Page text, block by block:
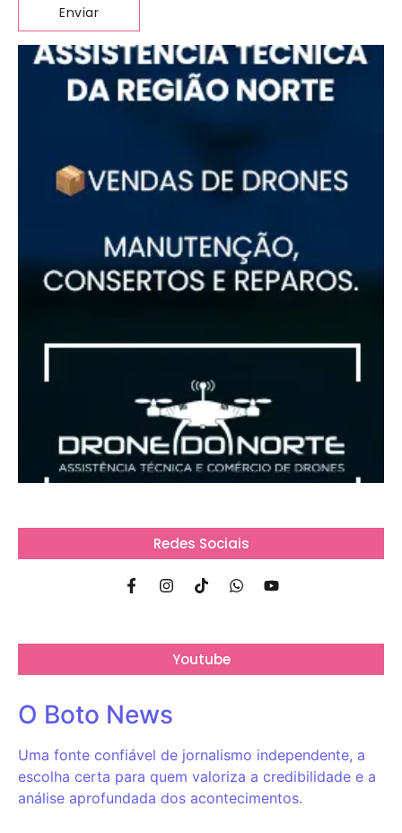
Redes Sociais
Youtube
O Boto News
Uma fonte confiável de jornalismo independente, a
escolha certa para quem valoriza a credibilidade e a
análise aprofundada dos acontecimentos.